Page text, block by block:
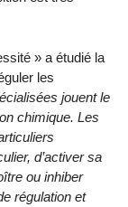
» a étudié la
les
jouent le
chimique. Les
d’activer sa
ou inhiber
régulation et